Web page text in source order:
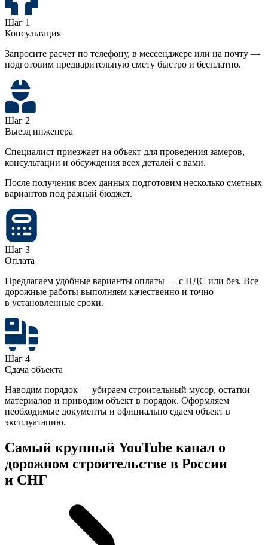
Шаг 1
Консультация
Запросите расчет по телефону, в мессенджере или на почту —
подготовим предварительную смету быстро и бесплатно.
Шаг 2
Выезд инженера
Специалист приезжает на объект для проведения замеров,
консультации и обсуждения всех деталей с вами.
После получения всех данных подготовим несколько сметных
вариантов под разный бюджет.
Шаг 3
Оплата
Предлагаем удобные варианты оплаты — с НДС или без. Все
дорожные работы выполняем качественно и точно
в установленные сроки.
Шаг 4
Сдача объекта
Наводим порядок — убираем строительный мусор, остатки
материалов и приводим объект в порядок. Оформляем
необходимые документы и официально сдаем объект в
эксплуатацию.
Самый крупный YouTube канал о
дорожном строительстве в России
и СНГ